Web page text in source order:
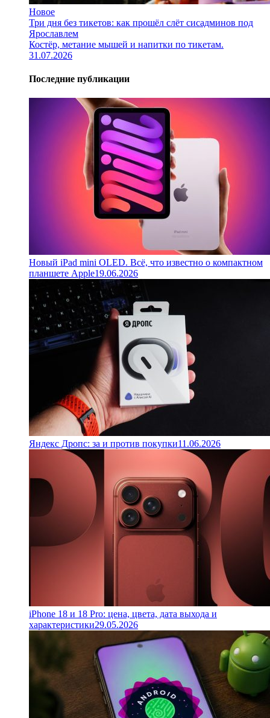
Новое
Три дня без тикетов: как прошёл слёт сисадминов под
Ярославлем
Костёр, метание мышей и напитки по тикетам.
31.07.2026
Последние публикации
Новый iPad mini OLED. Всё, что известно о компактном
планшете Apple19.06.2026
Яндекс Дропс: за и против покупки11.06.2026
iPhone 18 и 18 Pro: цена, цвета, дата выхода и
характеристики29.05.2026